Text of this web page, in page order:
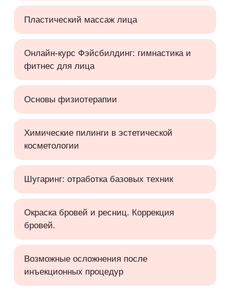
Пластический массаж лица
Онлайн-курс Фэйсбилдинг: гимнастика и
фитнес для лица
Основы физиотерапии
Химические пилинги в эстетической
косметологии
Шугаринг: отработка базовых техник
Окраска бровей и ресниц. Коррекция
бровей.
Возможные осложнения после
инъекционных процедур